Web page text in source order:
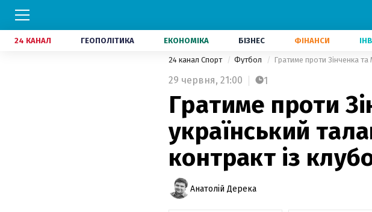
24 КАНАЛ ГЕОПОЛІТИКА ЕКОНОМІКА БІЗНЕС ФІНАНСИ
24 канал Спорт Футбол Гратиме проти Зінченка
29 червня, 21:00 1
Гратиме проти
український
контракт із
Анатолій Дерека